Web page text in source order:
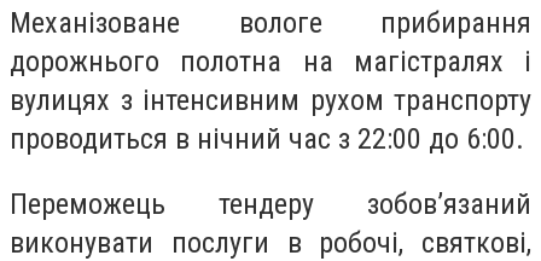
Механізоване вологе прибирання
дорожнього полотна на магістралях і
вулицях з інтенсивним рухом транспорту
проводиться в нічний час з 22:00 до 6:00.
Переможець тендеру зобов’язаний
виконувати послуги в робочі, святкові,